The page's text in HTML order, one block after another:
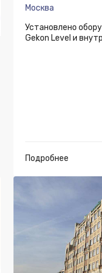
Москва
Установлено
Gekon Level и
Подробнее